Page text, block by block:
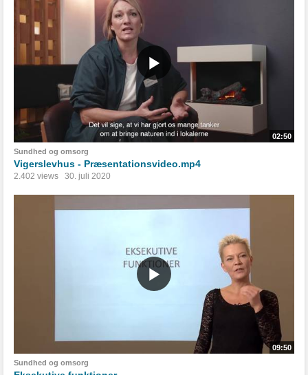
02:50
Sundhed og omsorg
Vigerslevhus - Præsentationsvideo.mp4
2.402 views 30. juli 2020
09:50
Sundhed og omsorg